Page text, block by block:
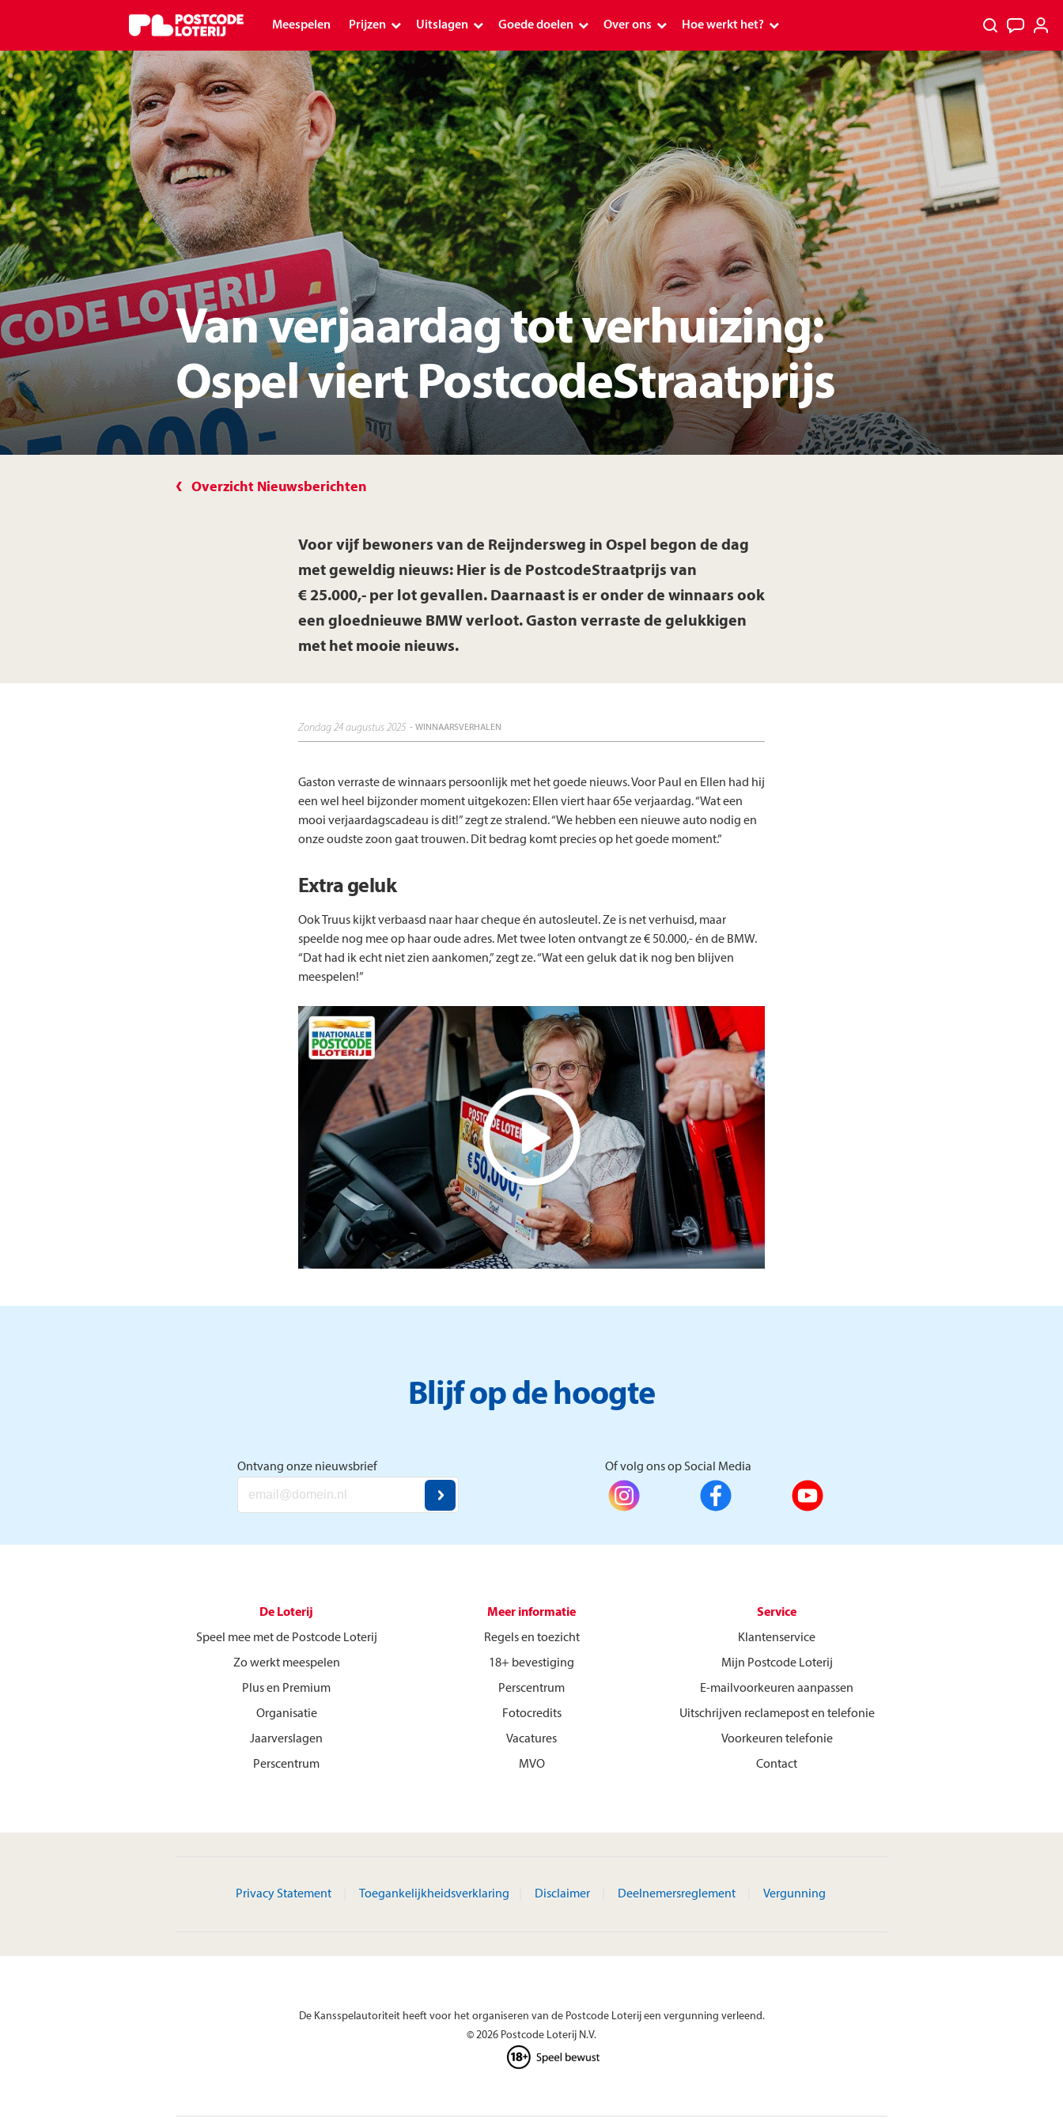
Meespelen Prijzen
Prijzen
Premium
Plus
Uitslagen
Uitslagen
Uitslag PostcodeKanjer 1 januari 2026
Premium uitslagen
Plus uitslagen
Postcode Loterij Miljoenenjacht
Overige uitslagen
Goede doelen
Goede doelen
Schenkingen 2026
Alle goede doelen
Planetpostcode.nl
Aanvraag indienen
Postcode Loterij Buurtfonds
Over ons
Over ons
Geschiedenis
Postcode Loterij op tv
Onze ambassadeurs
Verantwoord meespelen
Over de loterijmarkt
Laatste nieuws
Vacatures
Hoe werkt het?
Hoe werkt het?
App
De PostcodeKanjer
Plus en Premium
Hoe ontvang ik mijn prijs?
Postcode Loterij Miljoenenjacht
Voordeelgids
Trekkingsdata
Van verjaardag tot verhuizing:
Ospel viert PostcodeStraatprijs
Overzicht Nieuwsberichten
Voor vijf bewoners van de Reijndersweg in Ospel begon de dag
met geweldig nieuws: Hier is de PostcodeStraatprijs van
€ 25.000,- per lot gevallen. Daarnaast is er onder de winnaars ook
een gloednieuwe BMW verloot. Gaston verraste de gelukkigen
met het mooie nieuws.
zondag 24 augustus 2025 - WINNAARSVERHALEN
Gaston verraste de winnaars persoonlijk met het goede nieuws. Voor Paul en Ellen had hij
een wel heel bijzonder moment uitgekozen: Ellen viert haar 65e verjaardag. “Wat een
mooi verjaardagscadeau is dit!” zegt ze stralend. “We hebben een nieuwe auto nodig en
onze oudste zoon gaat trouwen. Dit bedrag komt precies op het goede moment.”
Extra geluk
Ook Truus kijkt verbaasd naar haar cheque én autosleutel. Ze is net verhuisd, maar
speelde nog mee op haar oude adres. Met twee loten ontvangt ze € 50.000,- én de BMW.
“Dat had ik echt niet zien aankomen,” zegt ze. “Wat een geluk dat ik nog ben blijven
meespelen!”
Blijf op de hoogte
Ontvang onze nieuwsbrief Of volg ons op Social Media
De Loterij
Speel mee met de Postcode Loterij
Zo werkt meespelen
Plus en Premium
Organisatie
Jaarverslagen
Perscentrum
Meer informatie
Regels en toezicht
18+ bevestiging
Perscentrum
Fotocredits
Vacatures
MVO
Service
Klantenservice
Mijn Postcode Loterij
E-mailvoorkeuren aanpassen
Uitschrijven reclamepost en telefonie
Voorkeuren telefonie
Contact
Privacy Statement Toegankelijkheidsverklaring Disclaimer Deelnemersreglement Vergunning
De Kansspelautoriteit heeft voor het organiseren van de Postcode Loterij een vergunning verleend.
© 2026 Postcode Loterij N.V.